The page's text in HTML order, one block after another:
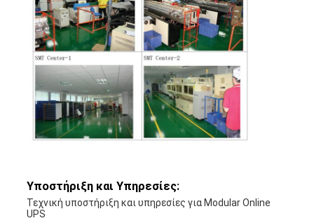
Υποστήριξη και Υπηρεσίες:
Τεχνική υποστήριξη και υπηρεσίες για Modular Online
UPS